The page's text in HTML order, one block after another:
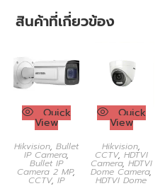
สินค้าที่เกี่ยวข้อง
Quick
View
Hikvision, Bullet
IP Camera,
Bullet IP
Camera 2 MP,
CCTV, IP
Quick
View
Hikvision,
CCTV, HDTVI
Camera, HDTVI
Dome Camera,
HDTVI Dome